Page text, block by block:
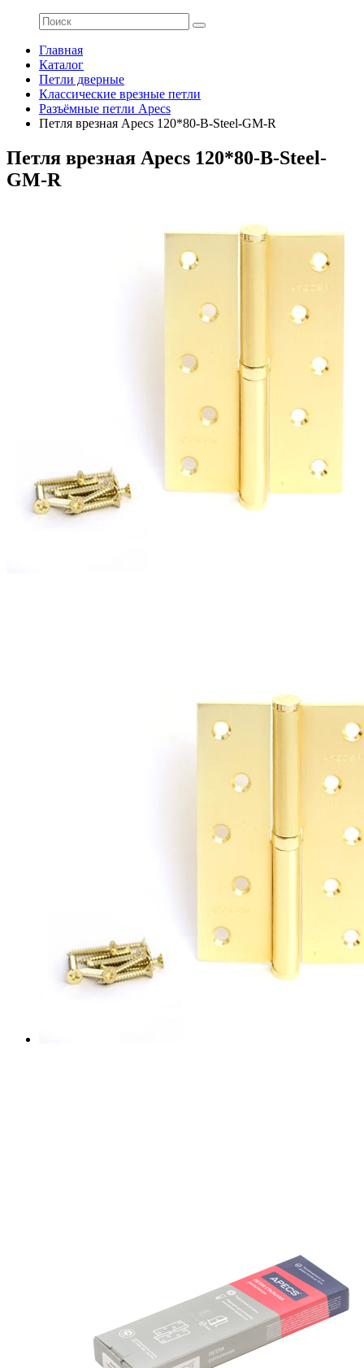
Главная
Каталог
Петли дверные
Классические врезные петли
Разъёмные петли Apecs
Петля врезная Apecs 120*80-B-Steel-GM-R
Петля врезная Apecs 120*80-B-Steel-
GM-R